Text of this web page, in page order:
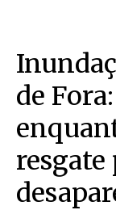
MauriNews
Contrate
Quem Somos
English
Desafio
Imposto De
Calcule O
Calcule A
de
resgate